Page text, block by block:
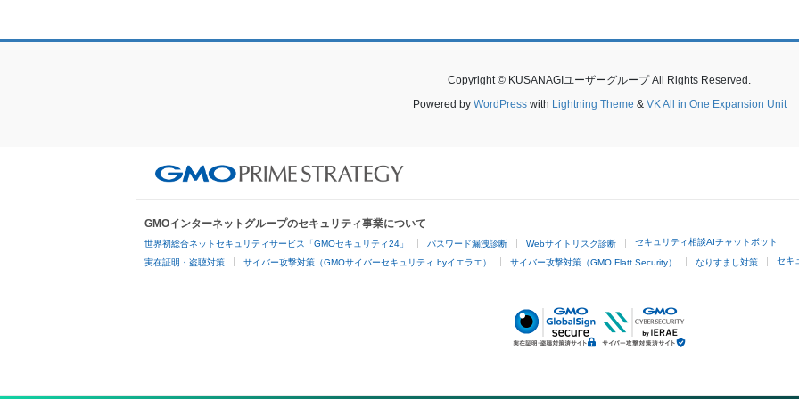
Copyright © KUSANAGIユーザーグループ All Rights Reserved.
Powered by WordPresswith Lightning Theme & VK All in One Expansion Unit
GMOインターネットグループのセキュリティ事業について
世界初総合ネットセキュリティサービス「GMOセキュリティ24」 パスワード漏洩診断 Webサイトリスク診断 セキュリティ相談AIチャットボット
実在証明・盗聴対策 サイバー攻撃対策（GMOサイバーセキュリティ byイエラエ） サイバー攻撃対策（GMO Flatt Security） なりすまし対策 セキ